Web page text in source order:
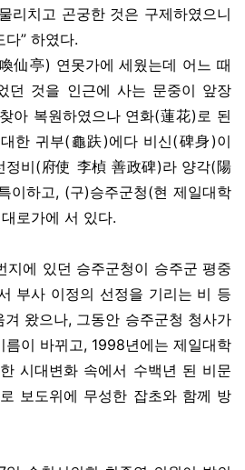
리치고 곤궁한 것은 구제하였으니
” 하였다.
仙亭) 연못가에 세웠는데 어느 때
던 것을 인근에 사는 문중이 앞장
아 복원하였으나 연화(蓮花)로 된
한 귀부(龜趺)에다 비신(碑身)이
정비(府使 李楨 善政碑)라 양각(陽
이하고, (구)승주군청(현 제일대학
로가에 서 있다.
지에 있던 승주군청이 승주군 평중
부사 이정의 선정을 기리는 비 등
왔으나, 그동안 승주군청 청사가
이 바뀌고, 1998년에는 제일대학
시대변화 속에서 수백년 된 비문
보도위에 무성한 잡초와 함께 방